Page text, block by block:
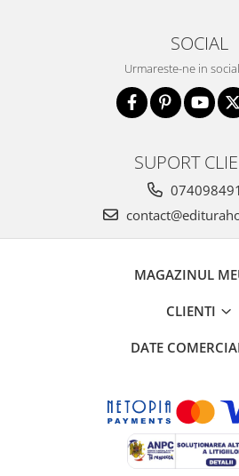
SOCIAL
Urmareste-ne in
SUPORT
MAGAZINUL
CLIENTI
DATE